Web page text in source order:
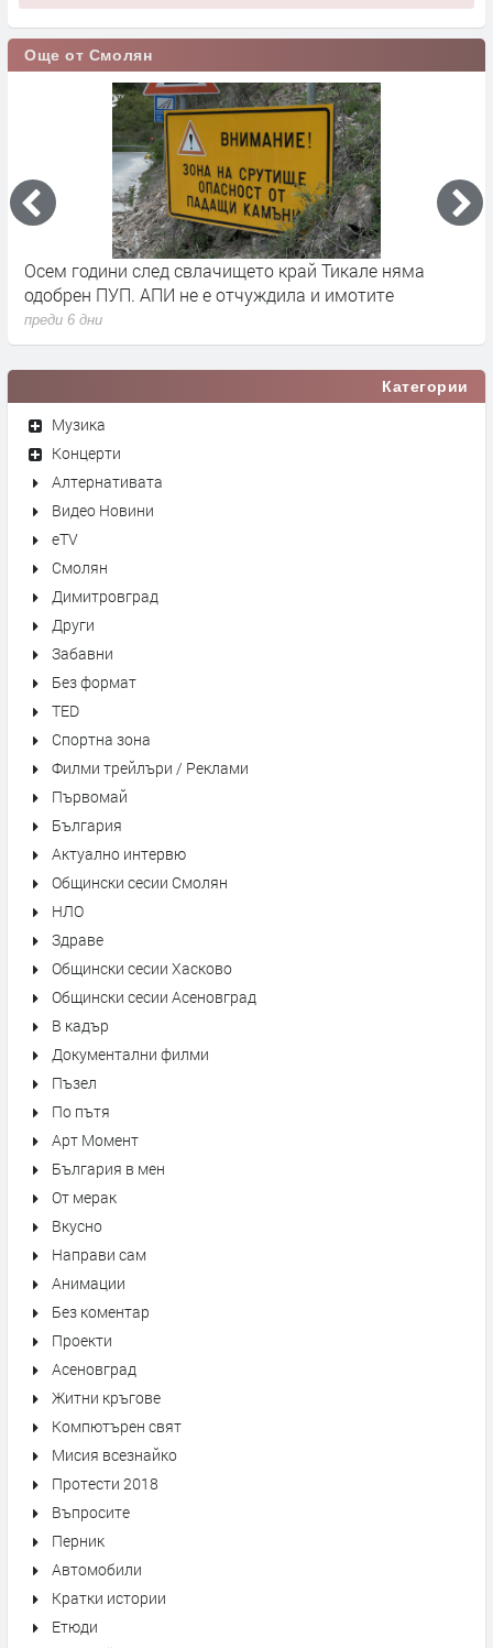
Още от Смолян
Осем години след свлачището край Тикале няма
одобрен ПУП. АПИ не е отчуждила и имотите
преди 6 дни
Категории
Музика
Концерти
Алтернативата
Видео Новини
eTV
Смолян
Димитровград
Други
Забавни
Без формат
TED
Спортна зона
Филми трейлъри / Реклами
Първомай
България
Актуално интервю
Общински сесии Смолян
НЛО
Здраве
Общински сесии Хасково
Общински сесии Асеновград
В кадър
Документални филми
Пъзел
По пътя
Арт Момент
България в мен
От мерак
Вкусно
Направи сам
Анимации
Без коментар
Проекти
Асеновград
Житни кръгове
Компютърен свят
Мисия всезнайко
Протести 2018
Въпросите
Перник
Автомобили
Кратки истории
Етюди